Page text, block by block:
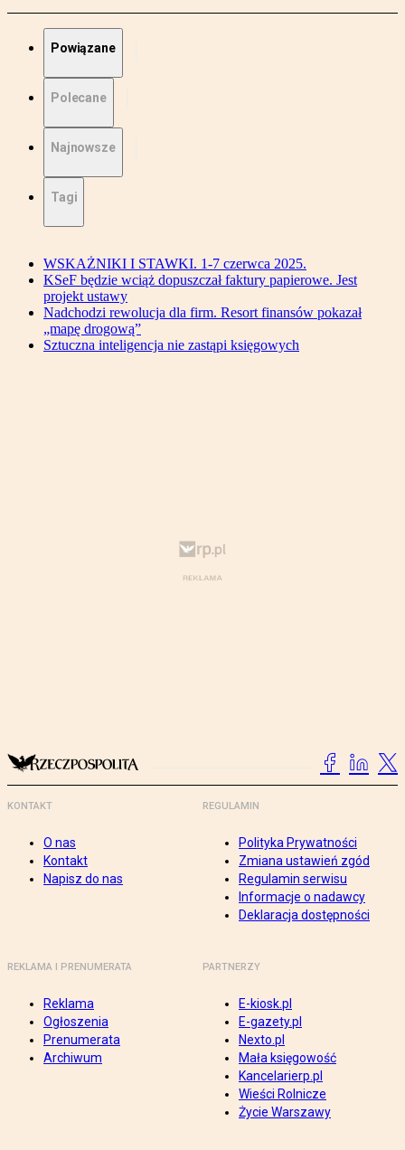
Powiązane
Polecane
Najnowsze
Tagi
WSKAŻNIKI I STAWKI. 1-7 czerwca 2025.
KSeF będzie wciąż dopuszczał faktury papierowe. Jest
projekt ustawy
Nadchodzi rewolucja dla firm. Resort finansów pokazał
„mapę drogową”
Sztuczna inteligencja nie zastąpi księgowych
KONTAKT
O nas
Kontakt
Napisz do nas
REGULAMIN
Polityka Prywatności
Zmiana ustawień zgód
Regulamin serwisu
Informacje o nadawcy
Deklaracja dostępności
REKLAMA I PRENUMERATA
Reklama
Ogłoszenia
Prenumerata
Archiwum
PARTNERZY
E-kiosk.pl
E-gazety.pl
Nexto.pl
Mała księgowość
Kancelarierp.pl
Wieści Rolnicze
Życie Warszawy